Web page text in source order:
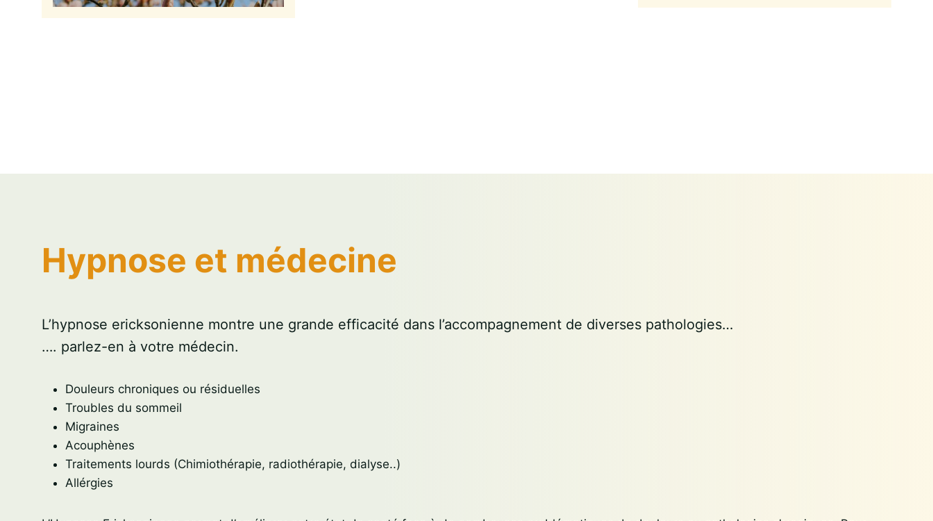
Hypnose et médecine
L’hypnose ericksonienne montre une grande efficacité dans l’accompagnement de diverses pathologies…
…. parlez-en à votre médecin.
Douleurs chroniques ou résiduelles
Troubles du sommeil
Migraines
Acouphènes
Traitements lourds (Chimiothérapie, radiothérapie, dialyse..)
Allérgies